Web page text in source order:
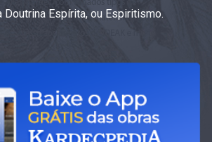
Doutrina Espírita, ou Espiritismo.